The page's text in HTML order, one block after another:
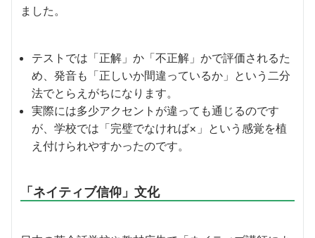
ました。
テストでは「正解」か「不正解」かで評価されるた
め、発音も「正しいか間違っているか」という二分
法でとらえがちになります。
実際には多少アクセントが違っても通じるのです
が、学校では「完璧でなければ×」という感覚を植
え付けられやすかったのです。
「ネイティブ信仰」文化